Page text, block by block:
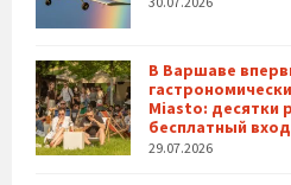
В Варшаве
Miasto: десятки
бесплатный вход
29.07.2026